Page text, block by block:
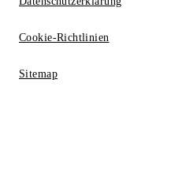
Cookie-Richtlinien
Sitemap